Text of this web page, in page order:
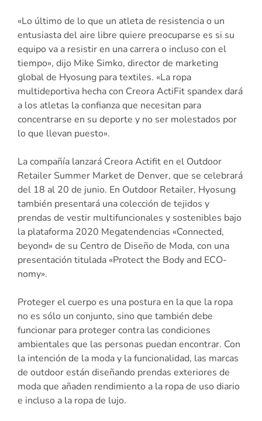
«Lo último de lo que un atleta de resistencia o un
entusiasta del aire libre quiere preocuparse es si su
equipo va a resistir en una carrera o incluso con el
tiempo», dijo Mike Simko, director de marketing
global de Hyosung para textiles. «La ropa
multideportiva hecha con Creora ActiFit spandex dará
a los atletas la confianza que necesitan para
concentrarse en su deporte y no ser molestados por
lo que llevan puesto».
La compañía lanzará Creora Actifit en el Outdoor
Retailer Summer Market de Denver, que se celebrará
del 18 al 20 de junio. En Outdoor Retailer, Hyosung
también presentará una colección de tejidos y
prendas de vestir multifuncionales y sostenibles bajo
la plataforma 2020 Megatendencias «Connected,
beyond» de su Centro de Diseño de Moda, con una
presentación titulada «Protect the Body and ECO-
nomy».
Proteger el cuerpo es una postura en la que la ropa
no es sólo un conjunto, sino que también debe
funcionar para proteger contra las condiciones
ambientales que las personas puedan encontrar. Con
la intención de la moda y la funcionalidad, las marcas
de outdoor están diseñando prendas exteriores de
moda que añaden rendimiento a la ropa de uso diario
e incluso a la ropa de lujo.